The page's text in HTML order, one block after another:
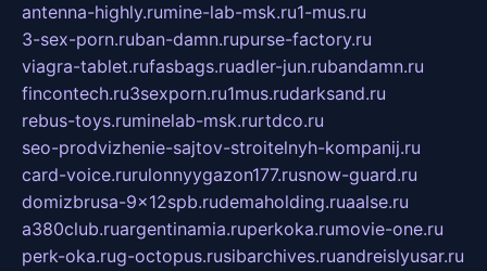
antenna-highly.rumine-lab-msk.ru1-mus.ru
3-sex-porn.ruban-damn.rupurse-factory.ru
viagra-tablet.rufasbags.ruadler-jun.rubandamn.ru
fincontech.ru3sexporn.ru1mus.rudarksand.ru
rebus-toys.ruminelab-msk.rurtdco.ru
seo-prodvizhenie-sajtov-stroitelnyh-kompanij.ru
card-voice.rurulonnyygazon177.rusnow-guard.ru
domizbrusa-9x12spb.rudemaholding.ruaalse.ru
a380club.ruargentinamia.ruperkoka.rumovie-one.ru
perk-oka.rug-octopus.rusibarchives.ruandreislyusar.ru